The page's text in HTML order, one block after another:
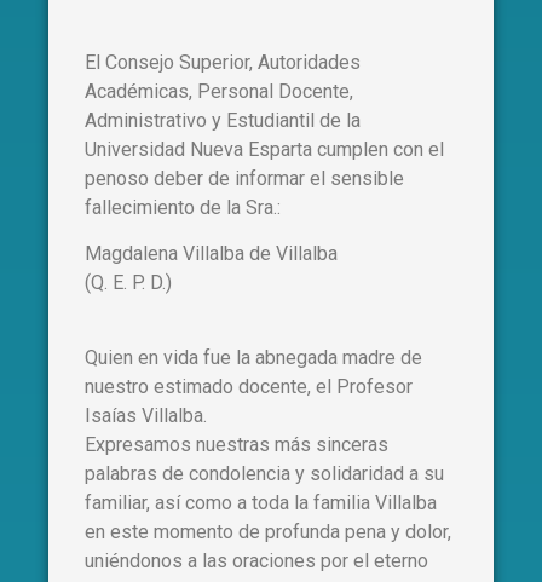
El Consejo Superior, Autoridades
Académicas, Personal Docente,
Administrativo y Estudiantil de la
Universidad Nueva Esparta cumplen con el
penoso deber de informar el sensible
fallecimiento de la Sra.:
Magdalena Villalba de Villalba
(Q. E. P. D.)
Quien en vida fue la abnegada madre de
nuestro estimado docente, el Profesor
Isaías Villalba.
Expresamos nuestras más sinceras
palabras de condolencia y solidaridad a su
familiar, así como a toda la familia Villalba
en este momento de profunda pena y dolor,
uniéndonos a las oraciones por el eterno